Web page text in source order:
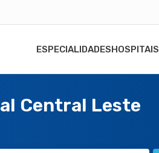
ESPECIALIDADESHOSPITAIS
Central Leste